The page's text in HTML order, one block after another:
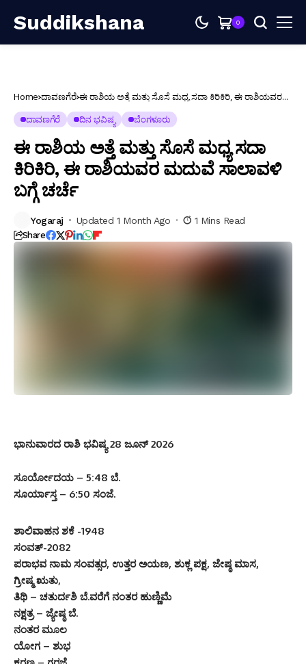
Suddikshana 0
Home ದಾವಣಗೆರೆ ಈ ರಾಶಿಯ ಅತ್ತೆ ಮತ್ತು ಸೊಸೆ ಮಧ್ಯ ಸದಾ ಕಿರಿಕಿರಿ, ಈ ರಾಶಿಯವರ
ದಾವಣಗೆರೆ ದಿನ ಭವಿಷ್ಯ ಬೆಂಗಳೂರು
ಈ ರಾಶಿಯ ಅತ್ತೆ ಮತ್ತು ಸೊಸೆ ಮಧ್ಯ ಸದಾ
ಕಿರಿಕಿರಿ, ಈ ರಾಶಿಯವರ ಮದುವೆ ಸಾಲಾವಳಿ
ಬಗ್ಗೆ ಚರ್ಚೆ
Yogaraj Updated 1 Month Ago 1 Mins Read
Share
ಭಾನುವಾರದ ರಾಶಿ ಭವಿಷ್ಯ 28 ಜೂನ್ 2026
ಸೂರ್ಯೋದಯ – 5:48 ಬೆ.
ಸೂರ್ಯಾಸ್ತ – 6:50 ಸಂಜೆ.
ಶಾಲಿವಾಹನ ಶಕೆ -1948
ಸಂವತ್-2082
ಪರಾಭವ ನಾಮ ಸಂವತ್ಸರ, ಉತ್ತರ ಅಯಣ, ಶುಕ್ಲ ಪಕ್ಷ, ಜೇಷ್ಠ ಮಾಸ,
ಗ್ರೀಷ್ಮ ಋತು,
ತಿಥಿ – ಚತುರ್ದಶಿ ಬೆ.ವರೆಗೆ ನಂತರ ಹುಣ್ಣಿಮೆ
ನಕ್ಷತ್ರ – ಜ್ಯೇಷ್ಠ ಬೆ.
ನಂತರ ಮೂಲ
ಯೋಗ – ಶುಭ